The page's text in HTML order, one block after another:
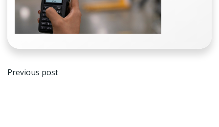
Navegación
Previous post